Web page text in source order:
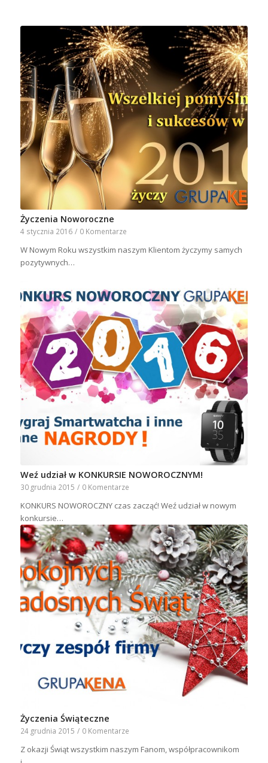
Życzenia Noworoczne
4 stycznia 2016 / 0 Komentarze
W Nowym Roku wszystkim naszym Klientom życzymy samych
pozytywnych…
Weź udział w KONKURSIE NOWOROCZNYM!
30 grudnia 2015 / 0 Komentarze
KONKURS NOWOROCZNY czas zacząć! Weź udział w nowym
konkursie…
Życzenia Świąteczne
24 grudnia 2015 / 0 Komentarze
Z okazji Świąt wszystkim naszym Fanom, współpracownikom